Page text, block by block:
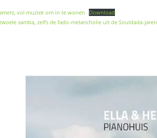
vol muziek om in te wonen
Download
samba, zelfs de fado-melancholie uit de Souldada-jaren